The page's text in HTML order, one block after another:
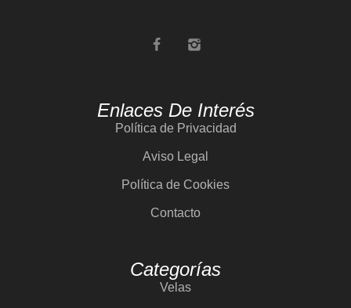
Enlaces De Interés
Política de Privacidad
Aviso Legal
Política de Cookies
Contacto
Categorías
Velas